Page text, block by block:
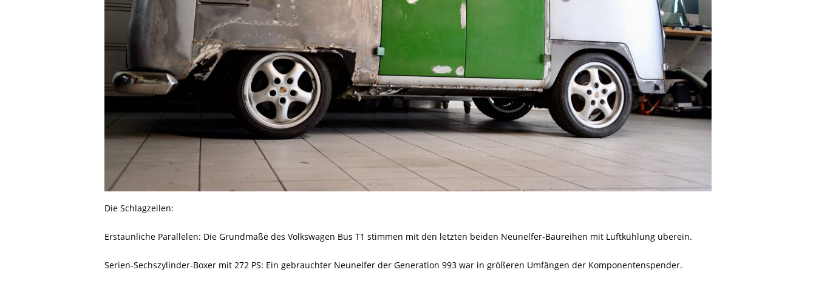
Die Schlagzeilen:
Erstaunliche Parallelen: Die Grundmaße des Volkswagen Bus T1 stimmen mit den letzten beiden Neunelfer-Baureihen mit Luftkühlung überein.
Serien-Sechszylinder-Boxer mit 272 PS: Ein gebrauchter Neunelfer der Generation 993 war in größeren Umfängen der Komponentenspender.